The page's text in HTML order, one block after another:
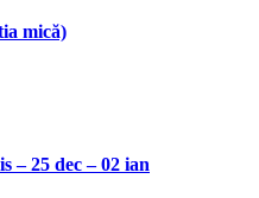
mică)
– 25 dec – 02 ian